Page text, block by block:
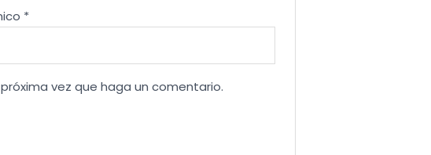
*
vez que haga un comentario.